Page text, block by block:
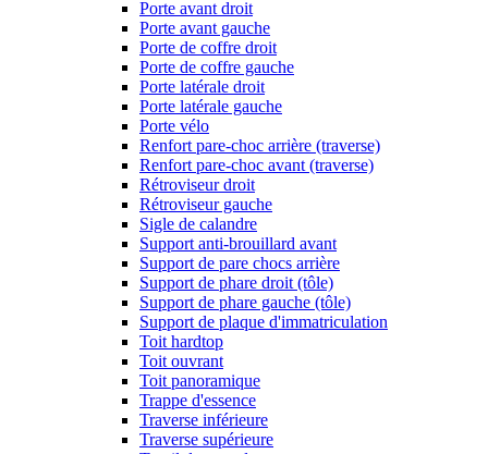
Porte avant droit
Porte avant gauche
Porte de coffre droit
Porte de coffre gauche
Porte latérale droit
Porte latérale gauche
Porte vélo
Renfort pare-choc arrière (traverse)
Renfort pare-choc avant (traverse)
Rétroviseur droit
Rétroviseur gauche
Sigle de calandre
Support anti-brouillard avant
Support de pare chocs arrière
Support de phare droit (tôle)
Support de phare gauche (tôle)
Support de plaque d'immatriculation
Toit hardtop
Toit ouvrant
Toit panoramique
Trappe d'essence
Traverse inférieure
Traverse supérieure